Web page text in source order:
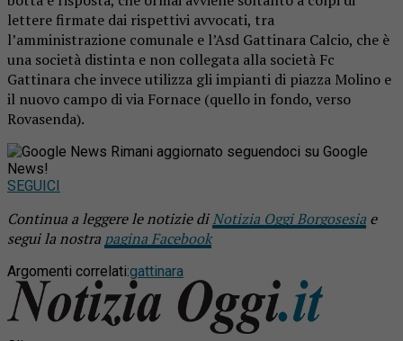
lettere firmate dai rispettivi avvocati, tra
l’amministrazione comunale e l’Asd Gattinara Calcio, che è
una società distinta e non collegata alla società Fc
Gattinara che invece utilizza gli impianti di piazza Molino e
il nuovo campo di via Fornace (quello in fondo, verso
Rovasenda).
Rimani aggiornato seguendoci su Google
News!
SEGUICI
Continua a leggere le notizie diNotizia Oggi Borgosesia e
segui la nostra pagina Facebook
Argomenti correlati:gattinara